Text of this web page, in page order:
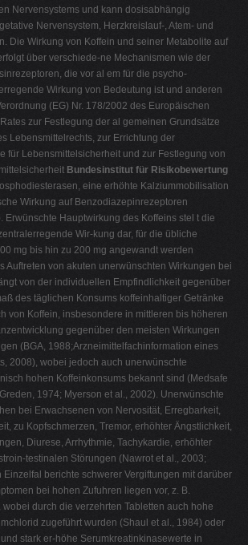
Nervensystems und kann dosisabhängig
Nervensystem, Herzkreislauf-, Atem- und
Die Wirkung von Koffein und seiner Metabolite auf
über verschiede-ne Mechanismen wie der
die vor al em für die psycho-
Wirkung von Bedeutung ist und anderen
(EG) Nr. 178/2002 des Europäischen
zur Festlegung der al gemeinen Grundsätze
Lebensmittelrechts, zur Errichtung der
für Lebensmittelsicherheit und zur Festlegung von
Bundesinstitut für Risikobewertung
eine erhöhte Kalziummobilisation
Wirkung auf Benzodiazepinrezeptoren
Erwünschte Hauptwirkung des Koffeins stel t die
Wir-kung dar, für die übliche
mg bis hin zu 200 mg angewandt werden
Auftreten von akuten unerwünschten Wirkungen bei
von der individuellen Empfindlichkeit gegenüber
des täglichen Konsums koffeinhaltiger Getränke
von Koffein, insbesondere in mittleren bis höheren
gegenüber den meisten Wirkungen
(BGA, 1988;Arzneimittelfachinformation eines
2008), wobei jedoch auch unerwünschte
hohen Koffeinkonsums bekannt sind (Medsafe
1974; Myerson et al., 2002). Unerwünschte
bei Erwachsenen von Nervosität, Erregbarkeit,
zu Kopfschmerzen, Tremor, erhöhter Ängstlichkeit,
Diurese, Arrhythmie, Tachykardie, erhöhter
testinalen Störungen (Nawrot et al., 2003;
Einzelfal berichte schwerer Vergiftungen mit darüber
bei hohen Zufuhren liegen vor, z. B.
durch die verzehrten Tabletten auch hohe
zugeführt wurden (Shaul et al., 1984) oder
stark er-höhe Serumkreatinkinasewerte in